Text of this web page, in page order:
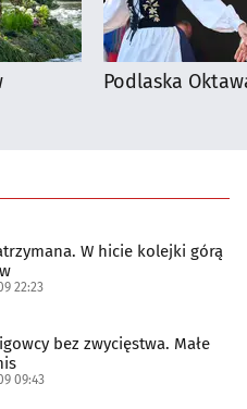
Podlaska
W hicie kolejki górą
22:23
bez zwycięstwa. Małe
09:43